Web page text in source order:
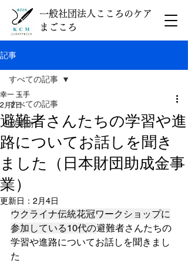
一般社団法人こころのケア
まごころ
記事
すべての記事
成果物
すべての記事
避難者さんたちの学習や進
路についてお話しを聞き
ました（日本財団助成金事
業）
幸一 玉手
2月2日
更新日： 2月4日
ウクライナ伝統花冠ワークショップに
参加している10代の避難者さんたちの
学習や進路についてお話しを聞きまし
た